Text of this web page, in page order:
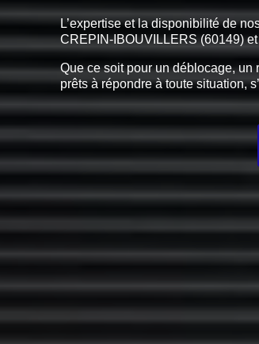
L’expertise et la disponibilité de
CREPIN-IBOUVILLERS (60149)
Que ce soit pour un déblocage, un
prêts à répondre à toute situation,